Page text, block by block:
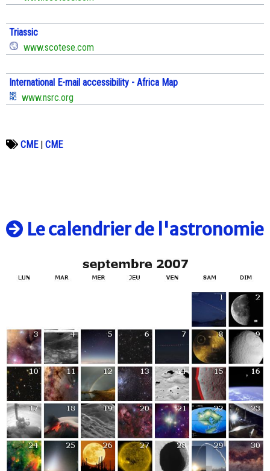
Triassic
www.scotese.com
International E-mail accessibility - Africa Map
www.nsrc.org
CME | CME
Le calendrier de l'astronomie